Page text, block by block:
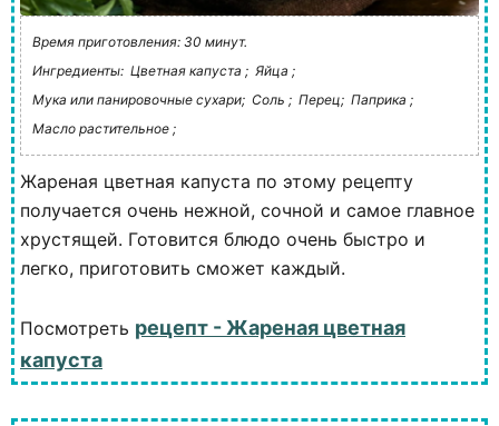
Время приготовления: 30 минут.
Ингредиенты: Цветная капуста ; Яйца ;
Мука или панировочные сухари; Соль ; Перец; Паприка ;
Масло растительное ;
Жареная цветная капуста по этому рецепту
получается очень нежной, сочной и самое главное
хрустящей. Готовится блюдо очень быстро и
легко, приготовить сможет каждый.
Посмотреть рецепт - Жареная цветная
капуста